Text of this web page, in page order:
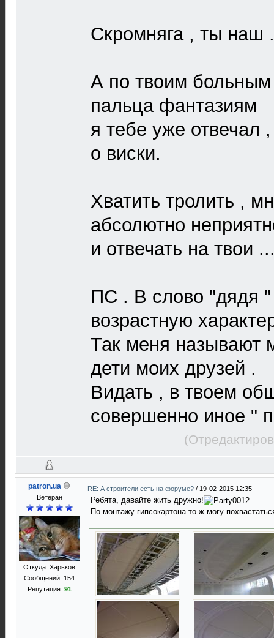
Скромняга , ты наш
А по твоим
пальца фантазиям
я тебе уже отвечал
о виски.
Хватить тролить ,
абсолютно
и отвечать на твои
ПС . В слово "дядя
возрастную
Так меня называют
дети моих друзей .
Видать , в твоем
совершенно иное "
patron.ua
Ветеран
Откуда: Харьков
Сообщений: 154
Репутация: 91
RE: А строители есть на форуме? / 19-02-2015 12:35
Ребята, давайте жить дружно!
По монтажу гипсокартона то ж могу